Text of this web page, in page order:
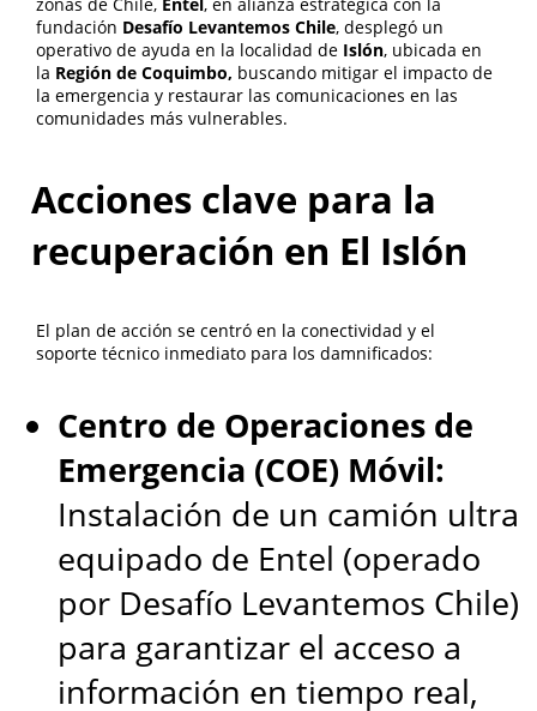
Considera certificaciones como ISO 27001 para
demostrar compliance ante clientes internacionales.
Como medir el ROI de
comunicacion digital
avanzadas
Calcula el retorno midiendo reduccion en gastos de viaje
(30-60% promedio), aumento en productividad de
satisfaccion laboral y capacidad de contratar talento
geograficamente disperso. Establece metricas baseline
antes de la implementacion para comparaciones
objetivas a 6 y 12 meses.
fundación Desafío Levantemos Chile, desplegó un
operativo de ayuda en la localidad de Islón, ubicada en
la Región de Coquimbo, buscando mitigar el impacto de
la emergencia y restaurar las comunicaciones en las
comunidades más vulnerables.
Acciones clave para la
recuperación en El Islón
El plan de acción se centró en la conectividad y el
soporte técnico inmediato para los damnificados:
Centro de Operaciones de
Emergencia (COE) Móvil:
Instalación de un camión ultra
equipado de Entel (operado
por Desafío Levantemos Chile)
para garantizar el acceso a
información en tiempo real,